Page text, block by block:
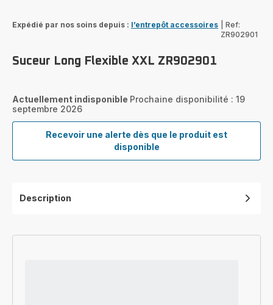
Expédié par nos soins depuis : l’entrepôt accessoires
Ref:
ZR902901
Suceur Long Flexible XXL ZR902901
Actuellement indisponible Prochaine disponibilité : 19
septembre 2026
Recevoir une alerte dès que le produit est
disponible
Suceur
Long
Description